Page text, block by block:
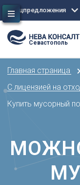
Москва
Санкт-
Астрахань
Барнаул
Белгород
Брянск
Спецпредложения
Севастополь
Главная страница
С лицензией на
Купить мусорный